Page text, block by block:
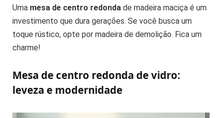
Uma mesa de centro redonda de madeira maciça é um
investimento que dura gerações. Se você busca um
toque rústico, opte por madeira de demolição. Fica um
charme!
Mesa de centro redonda de vidro:
leveza e modernidade